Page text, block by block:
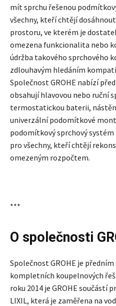
mít sprchu řešenou
všechny, kteří chtějí
prostoru, ve kterém je
omezena funkcionalita nebo
údržba takového sprchového
zdlouhavým hledáním
Společnost GROHE nabízí
obsahují hlavovou nebo ruční
termostatickou baterii,
univerzální podomítkové
podomítkový sprchový systém
pro všechny, kteří chtějí
omezeným rozpočtem.
***
O společnosti
Společnost GROHE je
kompletních koupelnových
roku 2014 je GROHE
LIXIL, která je zaměřena na